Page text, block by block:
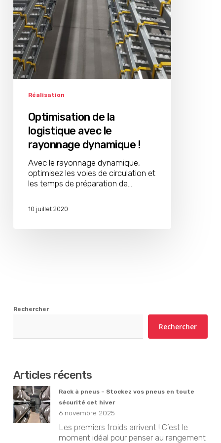
Réalisation
Optimisation de la
logistique avec le
rayonnage dynamique !
Avec le rayonnage dynamique,
optimisez les voies de circulation et
les temps de préparation de…
10 juillet 2020
Rechercher
Rechercher
Articles récents
Rack à pneus – Stockez vos pneus en toute
sécurité cet hiver
6 novembre 2025
Les premiers froids arrivent ! C’est le
moment idéal pour penser au rangement